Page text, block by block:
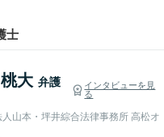
士
大 弁護
インタビューを見
る
山本・坪井綜合法律事務所 高松オ